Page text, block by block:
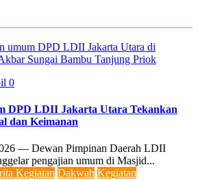
0
DPD LDII Jakarta Utara Tekankan
dan Keimanan
— Dewan Pimpinan Daerah LDII
pengajian umum di Masjid...
Kegiatan Dakwah Kegiatan